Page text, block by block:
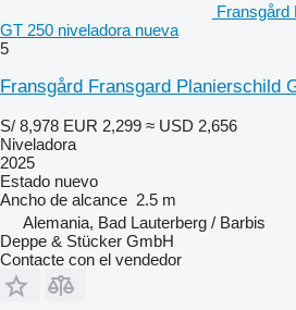
Fransgård
GT 250 niveladora nueva
5
Fransgård Fransgard Planierschild
S/ 8,978 EUR 2,299 ≈ USD 2,656
Niveladora
2025
Estado nuevo
Ancho de alcance 2.5 m
Alemania, Bad Lauterberg / Barbis
Deppe & Stücker GmbH
Contacte con el vendedor